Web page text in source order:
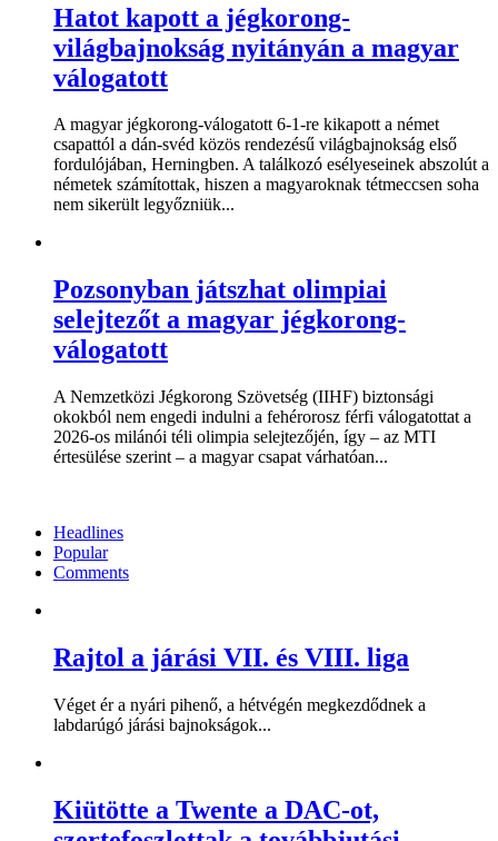
Hatot kapott a jégkorong-
világbajnokság nyitányán a magyar
válogatott
A magyar jégkorong-válogatott 6-1-re kikapott a német
csapattól a dán-svéd közös rendezésű világbajnokság első
fordulójában, Herningben. A találkozó esélyeseinek abszolút a
németek számítottak, hiszen a magyaroknak tétmeccsen soha
nem sikerült legyőzniük...
Pozsonyban játszhat olimpiai
selejtezőt a magyar jégkorong-
válogatott
A Nemzetközi Jégkorong Szövetség (IIHF) biztonsági
okokból nem engedi indulni a fehérorosz férfi válogatottat a
2026-os milánói téli olimpia selejtezőjén, így – az MTI
értesülése szerint – a magyar csapat várhatóan...
Headlines
Popular
Comments
Rajtol a járási VII. és VIII. liga
Véget ér a nyári pihenő, a hétvégén megkezdődnek a
labdarúgó járási bajnokságok...
Kiütötte a Twente a DAC-ot,